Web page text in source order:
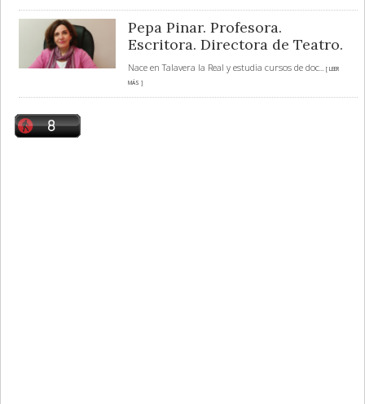
Pepa Pinar. Profesora.
Escritora. Directora de Teatro.
Nace en Talavera la Real y estudia cursos de doc... [ LEER
MÁS ]